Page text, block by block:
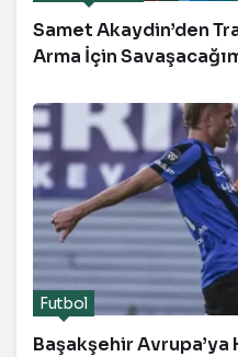
Samet Akaydin’den
Arma İçin
Futbol
Başakşehir